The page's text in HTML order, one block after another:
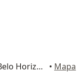
R. Padre Rolim, 769 - sala 1401, Belo Horizonte • Mapa